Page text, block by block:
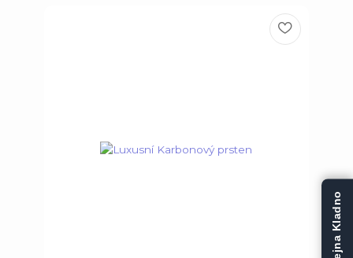
Prodejna Kladno